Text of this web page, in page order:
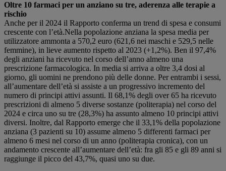
Oltre 10 farmaci per un anziano su tre, aderenza alle terapie a
rischio
Anche per il 2024 il Rapporto conferma un trend di spesa e consumi
crescente con l’età.Nella popolazione anziana la spesa media per
utilizzatore ammonta a 570,2 euro (621,6 nei maschi e 529,5 nelle
femmine), in lieve aumento rispetto al 2023 (+1,2%). Ben il 97,4%
degli anziani ha ricevuto nel corso dell’anno almeno una
prescrizione farmacologica. In media si arriva a oltre 3,4 dosi al
giorno, gli uomini ne prendono più delle donne. Per entrambi i sessi,
all’aumentare dell’età si assiste a un progressivo incremento del
numero di principi attivi assunti. Il 68,1% degli over 65 ha ricevuto
prescrizioni di almeno 5 diverse sostanze (politerapia) nel corso del
2024 e circa uno su tre (28,3%) ha assunto almeno 10 principi attivi
diversi. Inoltre, dal Rapporto emerge che il 33,1% della popolazione
anziana (3 pazienti su 10) assume almeno 5 differenti farmaci per
almeno 6 mesi nel corso di un anno (politerapia cronica), con un
andamento crescente all’aumentare dell’età: fra gli 85 e gli 89 anni si
raggiunge il picco del 43,7%, quasi uno su due.